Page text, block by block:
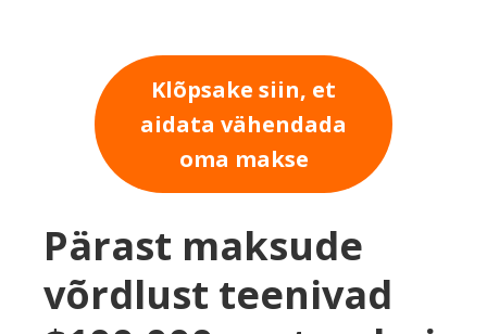
Klõpsake siin, et
aidata vähendada
oma makse
Pärast maksude
võrdlust teenivad